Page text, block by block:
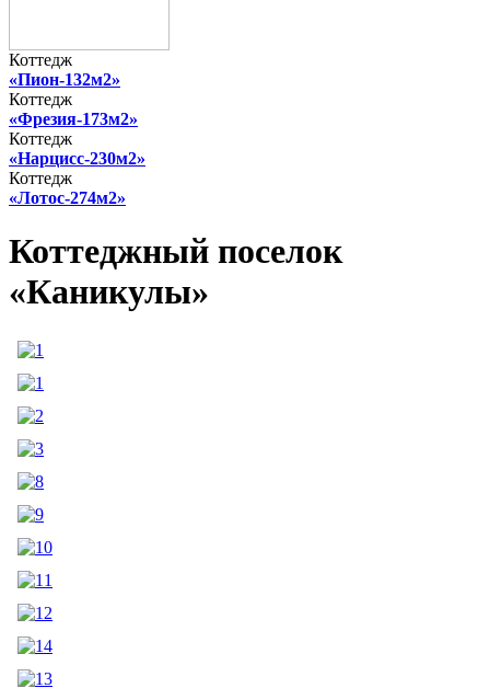
Коттедж
«Пион-132м2»
Коттедж
«Фрезия-173м2»
Коттедж
«Нарцисс-230м2»
Коттедж
«Лотос-274м2»
Коттеджный поселок
«Каникулы»